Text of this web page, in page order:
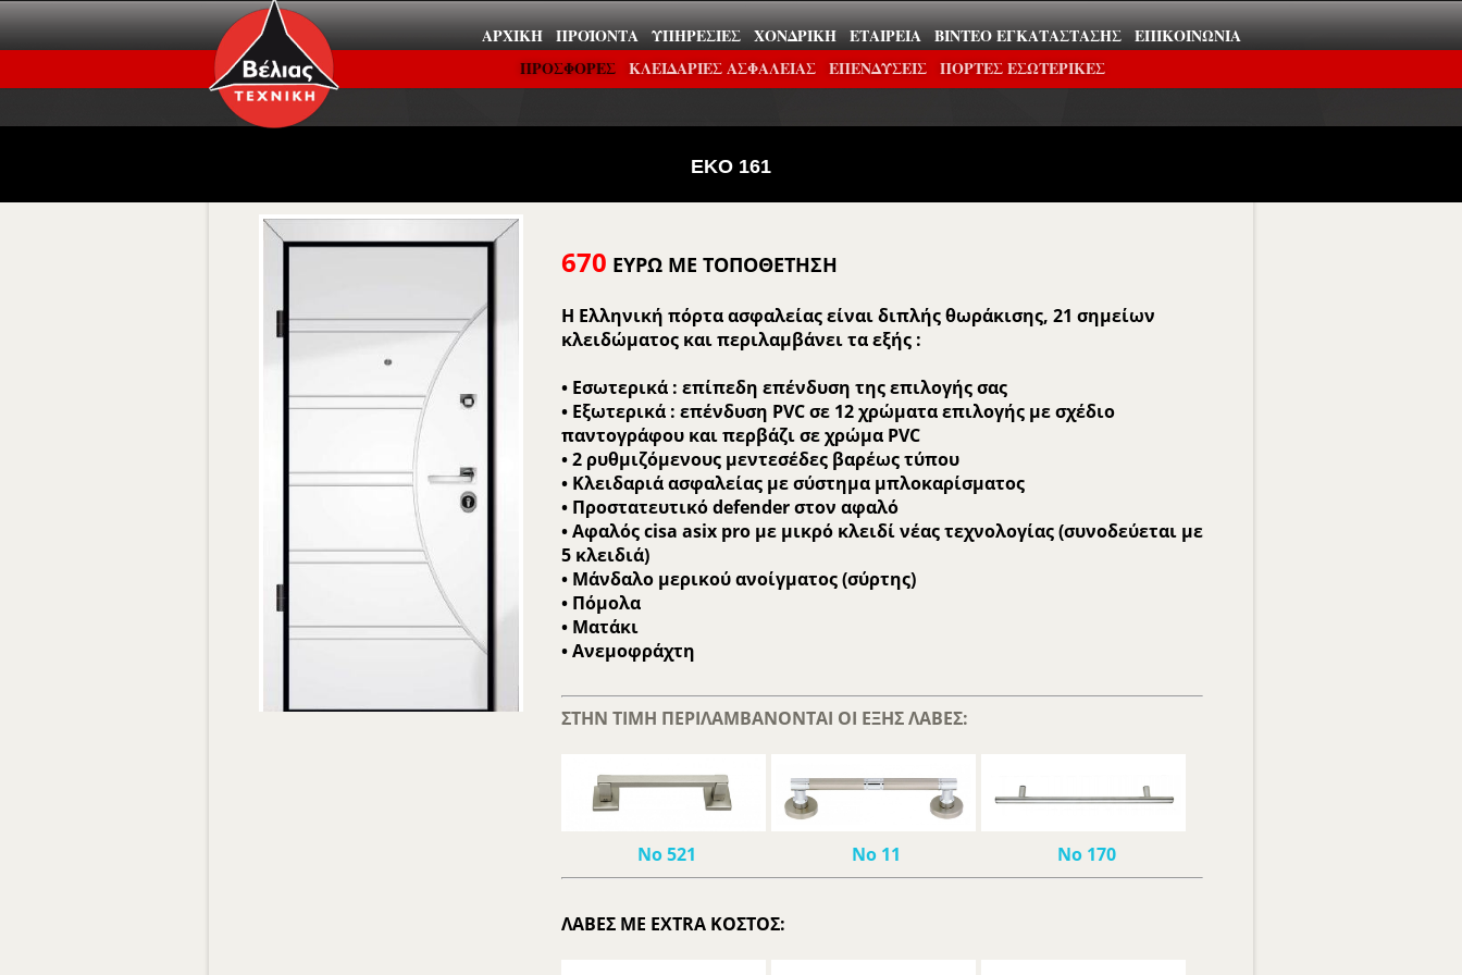
ΑΡΧΙΚΉ ΠΡΟΪΌΝΤΑ ΥΠΗΡΕΣΊΕΣ ΧΟΝΔΡΙΚΉ ΕΤΑΙΡΕΊΑ ΒΊΝΤΕΟ ΕΓΚΑΤΆΣΤΑΣΗΣ ΕΠΙΚΟΙΝΩΝΊΑ
ΠΡΟΣΦΟΡΕΣ ΚΛΕΙΔΑΡΙΕΣ ΑΣΦΑΛΕΙΑΣ ΕΠΕΝΔΎΣΕΙΣ ΠΟΡΤΕΣ ΕΣΩΤΕΡΙΚΕΣ
EKO 161
670 ΕΥΡΩ ΜΕ ΤΟΠΟΘΕΤΗΣΗ
Η Ελληνική πόρτα ασφαλείας είναι διπλής θωράκισης, 21 σημείων
κλειδώματος και περιλαμβάνει τα εξής :
• Εσωτερικά : επίπεδη επένδυση της επιλογής σας
• Εξωτερικά : επένδυση PVC σε 12 χρώματα επιλογής με σχέδιο
παντογράφου και περβάζι σε χρώμα PVC
• 2 ρυθμιζόμενους μεντεσέδες βαρέως τύπου
• Κλειδαριά ασφαλείας με σύστημα μπλοκαρίσματος
• Προστατευτικό defender στον αφαλό
• Αφαλός cisa asix pro με μικρό κλειδί νέας τεχνολογίας (συνοδεύεται με
5 κλειδιά)
• Μάνδαλο μερικού ανοίγματος (σύρτης)
• Πόμολα
• Ματάκι
• Ανεμοφράχτη
ΣΤΗΝ ΤΙΜΗ ΠΕΡΙΛΑΜΒΑΝΟΝΤΑΙ ΟΙ ΕΞΗΣ ΛΑΒΕΣ:
Νο 521 Νο 11 Νο 170
ΛΑΒΕΣ ΜΕ EXTRA ΚΟΣΤΟΣ: